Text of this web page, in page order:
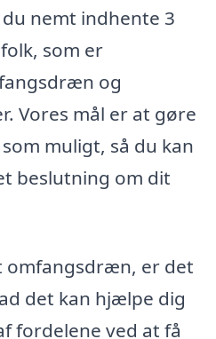
nemt indhente 3
som er
og
Vores mål er at gøre
muligt, så du kan
beslutning om dit
omfangsdræn, er det
det kan hjælpe dig
fordelene ved at få